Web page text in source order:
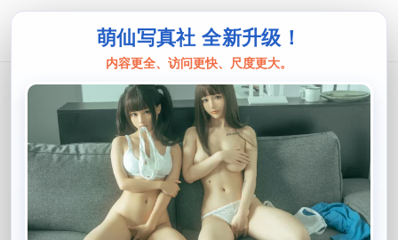
萌仙写真社 全新升级！
内容更全、访问更快、尺度更大。
从从从从鸾
从从从从鸾尼禄温柔细腻，打造奇幻世
界美图
阙知风
2024 年 5 月 3 日 12:46:21
435